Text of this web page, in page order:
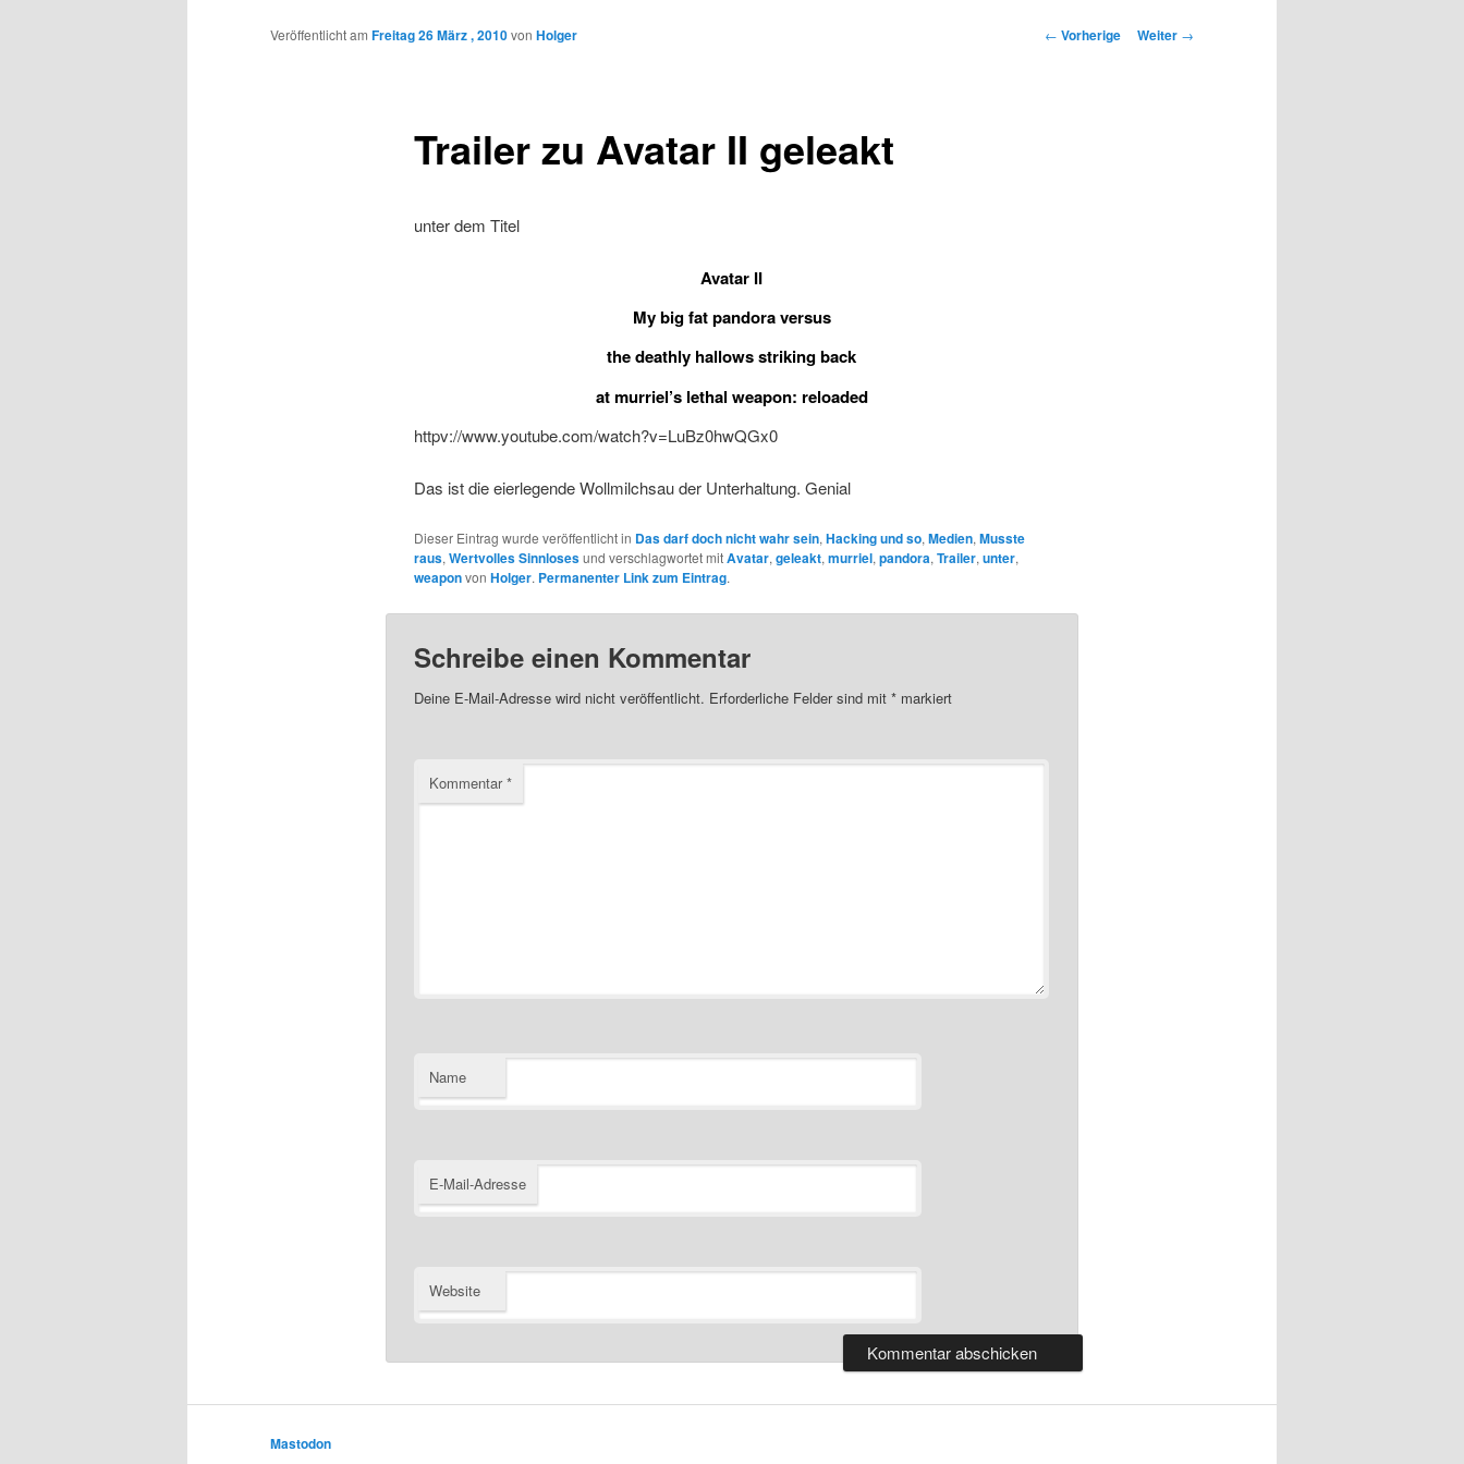
Inhalt
Beitrags-
← Vorherige Weiter →
Trailer zu Avatar II geleakt
Veröffentlicht am Freitag 26 März , 2010von Holger
unter dem Titel
Avatar II
My big fat pandora versus
the deathly hallows striking back
at murriel’s lethal weapon: reloaded
httpv://www.youtube.com/watch?v=LuBz0hwQGx0
Das ist die eierlegende Wollmilchsau der Unterhaltung. Genial
Dieser Eintrag wurde veröffentlicht in Das darf doch nicht wahr sein, Hacking und so, Medien, Musste
raus, Wertvolles Sinnlosesund verschlagwortet mitAvatar, geleakt, murriel, pandora, Trailer, unter,
weaponvon Holger. Permanenter Link zum Eintrag.
Schreibe einen Kommentar
Deine E-Mail-Adresse wird nicht veröffentlicht. Erforderliche Felder sind mit *markiert
Kommentar*
Name
E-Mail-Adresse
Website
Mastodon